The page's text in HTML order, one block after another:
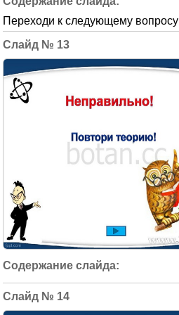
Переходи к следующему вопросу
13
14